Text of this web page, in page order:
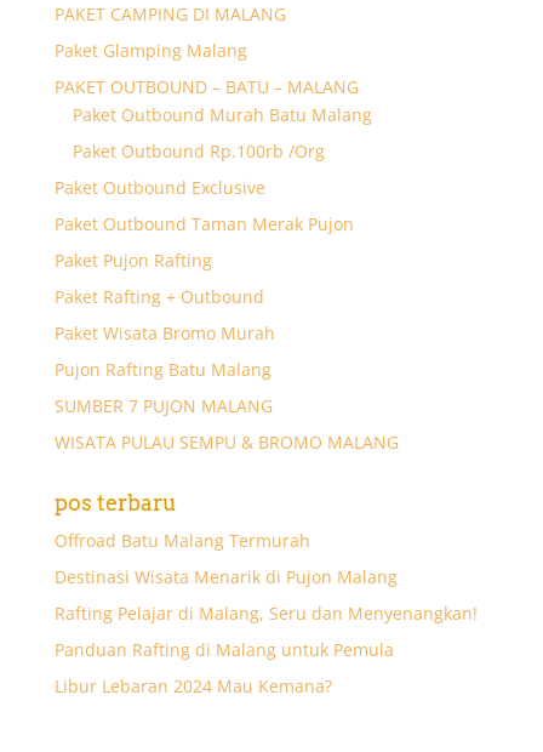
PAKET CAMPING DI MALANG
Paket Glamping Malang
PAKET OUTBOUND – BATU – MALANG
Paket Outbound Murah Batu Malang
Paket Outbound Rp.100rb /Org
Paket Outbound Exclusive
Paket Outbound Taman Merak Pujon
Paket Pujon Rafting
Paket Rafting + Outbound
Paket Wisata Bromo Murah
Pujon Rafting Batu Malang
SUMBER 7 PUJON MALANG
WISATA PULAU SEMPU & BROMO MALANG
pos terbaru
Offroad Batu Malang Termurah
Destinasi Wisata Menarik di Pujon Malang
Rafting Pelajar di Malang, Seru dan Menyenangkan!
Panduan Rafting di Malang untuk Pemula
Libur Lebaran 2024 Mau Kemana?